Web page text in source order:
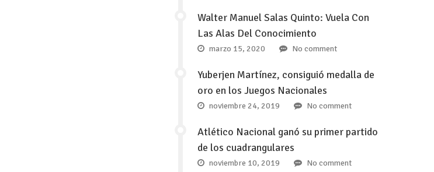
Walter Manuel Salas Quinto: Vuela Con
Las Alas Del Conocimiento
marzo 15, 2020 No comment
Yuberjen Martínez, consiguió medalla de
oro en los Juegos Nacionales
noviembre 24, 2019 No comment
Atlético Nacional ganó su primer partido
de los cuadrangulares
noviembre 10, 2019 No comment